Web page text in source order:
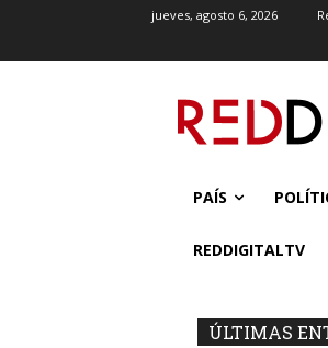
jueves, agosto 6, 2026
PAÍS
REDDIGITALTV
ÚLTIMAS